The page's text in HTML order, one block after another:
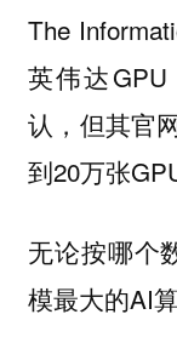
The
英伟达
认，但其官
到20万张
无论按哪个
模最大的AI